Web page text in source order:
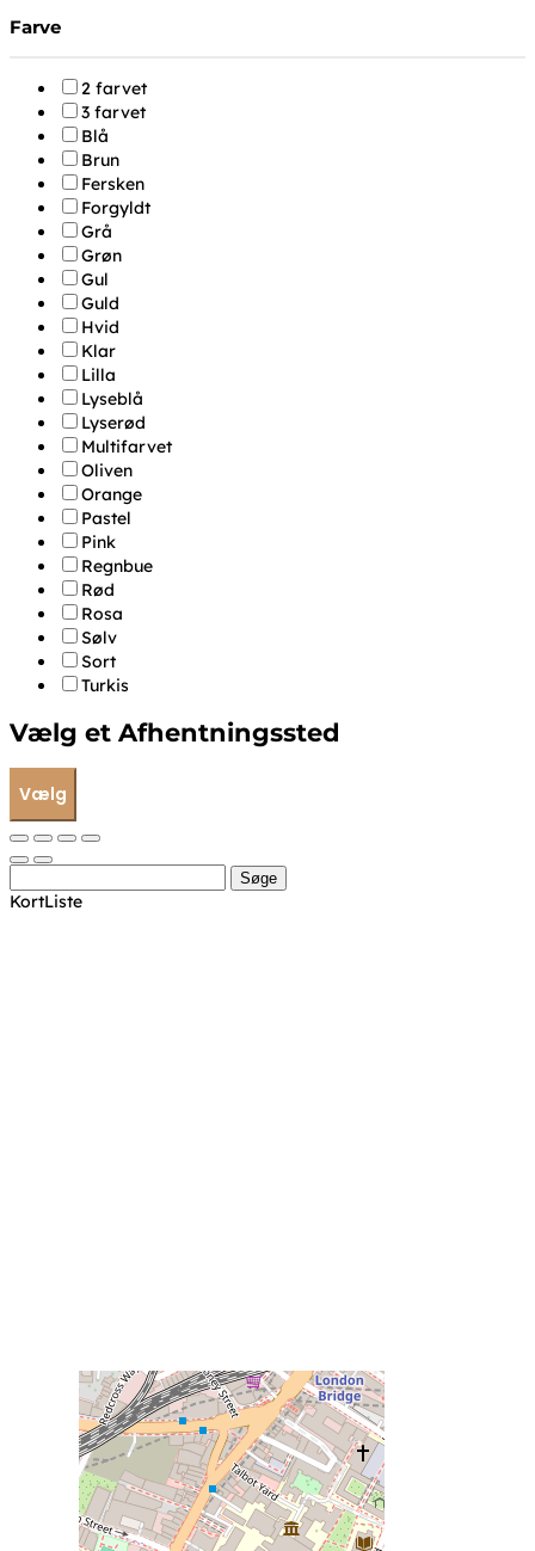
Farve
2 farvet
3 farvet
Blå
Brun
Fersken
Forgyldt
Grå
Grøn
Gul
Guld
Hvid
Klar
Lilla
Lyseblå
Lyserød
Multifarvet
Oliven
Orange
Pastel
Pink
Regnbue
Rød
Rosa
Sølv
Sort
Turkis
Vælg et Afhentningssted
Vælg
Søge
KortListe